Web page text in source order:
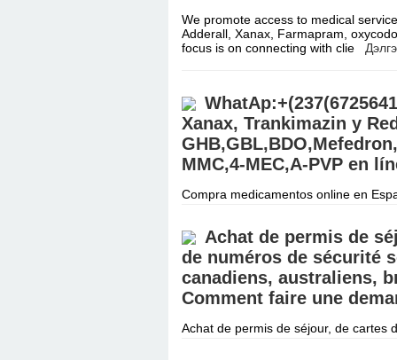
We promote access to medical
Adderall, Xanax, Farmapram,
focus is on connecting with clie
Xanax, Trankimazin y
MMC,4-MEC,A-PVP en
Compra medicamentos online en
Achat de permis de
de numéros de sécurité
canadiens, australiens,
Comment faire une
Achat de permis de séjour, de cartes